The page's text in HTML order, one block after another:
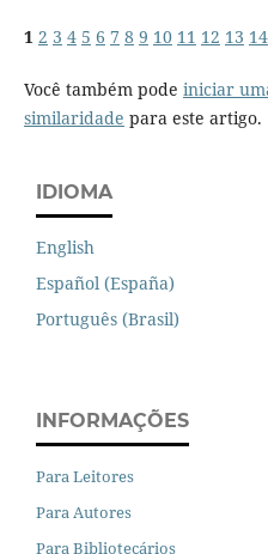
1 2 3 4 5 6 7 8 9 10 11 12 13 14
Você também pode iniciar
similaridade para este artigo.
IDIOMA
English
Español (España)
Português (Brasil)
INFORMAÇÕES
Para Leitores
Para Autores
Para Bibliotecários